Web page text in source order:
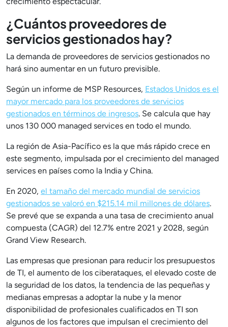
¿Cuántos proveedores de
servicios gestionados hay?
La demanda de proveedores de servicios gestionados no
hará sino aumentar en un futuro previsible.
Según un informe de MSP Resources, Estados Unidos es el
mayor mercado para los proveedores de servicios
gestionados en términos de ingresos. Se calcula que hay
unos 130 000 managed services en todo el mundo.
La región de Asia-Pacífico es la que más rápido crece en
este segmento, impulsada por el crecimiento del managed
services en países como la India y China.
En 2020, el tamaño del mercado mundial de servicios
gestionados se valoró en $215.14 mil millones de dólares.
Se prevé que se expanda a una tasa de crecimiento anual
compuesta (CAGR) del 12.7% entre 2021 y 2028, según
Grand View Research.
Las empresas que presionan para reducir los presupuestos
de TI, el aumento de los ciberataques, el elevado coste de
la seguridad de los datos, la tendencia de las pequeñas y
medianas empresas a adoptar la nube y la menor
disponibilidad de profesionales cualificados en TI son
algunos de los factores que impulsan el crecimiento del